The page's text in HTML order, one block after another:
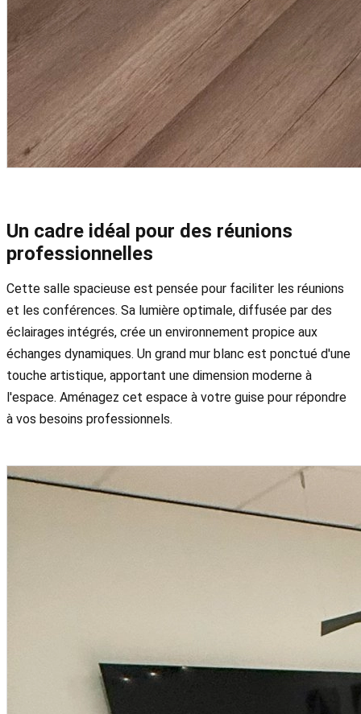
Un cadre idéal pour des réunions
professionnelles
Cette salle spacieuse est pensée pour faciliter les réunions
et les conférences. Sa lumière optimale, diffusée par des
éclairages intégrés, crée un environnement propice aux
échanges dynamiques. Un grand mur blanc est ponctué d'une
touche artistique, apportant une dimension moderne à
l'espace. Aménagez cet espace à votre guise pour répondre
à vos besoins professionnels.